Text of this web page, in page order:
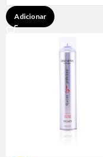
Adicionar